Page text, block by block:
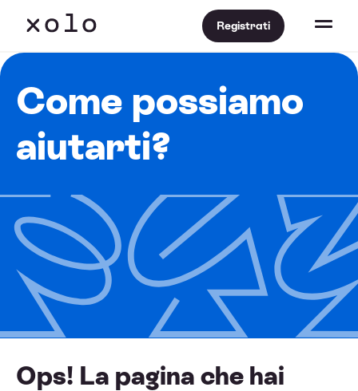
Registrati
Come possiamo
aiutarti?
Ops! La pagina che hai